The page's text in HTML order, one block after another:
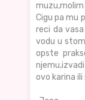
Cigu pa mu
reci da
vodu u
opste
ovo karina